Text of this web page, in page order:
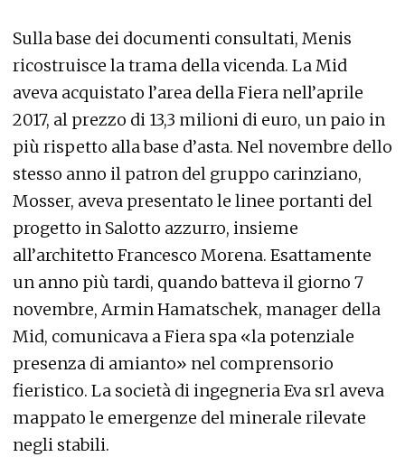
Sulla base dei documenti consultati, Menis
ricostruisce la trama della vicenda. La Mid
aveva acquistato l’area della Fiera nell’aprile
2017, al prezzo di 13,3 milioni di euro, un paio in
più rispetto alla base d’asta. Nel novembre dello
stesso anno il patron del gruppo carinziano,
Mosser, aveva presentato le linee portanti del
progetto in Salotto azzurro, insieme
all’architetto Francesco Morena. Esattamente
un anno più tardi, quando batteva il giorno 7
novembre, Armin Hamatschek, manager della
Mid, comunicava a Fiera spa «la potenziale
presenza di amianto» nel comprensorio
fieristico. La società di ingegneria Eva srl aveva
mappato le emergenze del minerale rilevate
negli stabili.